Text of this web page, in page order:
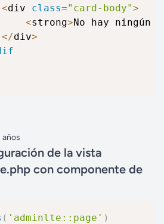
<div class="card-body">
<strong>No hay ningún
</div>
años
de la vista
con componente de
( 'adminlte::page' )